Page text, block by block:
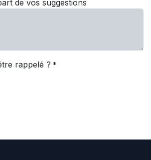
de vos suggestions
rappelé ? *